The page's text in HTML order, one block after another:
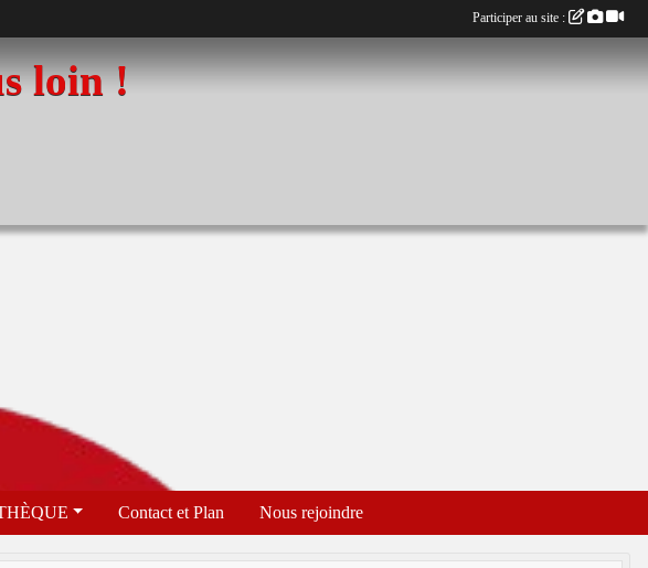
loin !
Contact et Plan Nous rejoindre
Participer au site :